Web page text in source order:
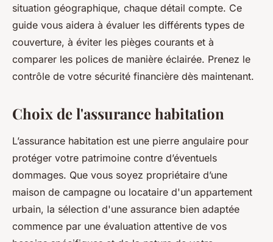
situation géographique, chaque détail compte. Ce
guide vous aidera à évaluer les différents types de
couverture, à éviter les pièges courants et à
comparer les polices de manière éclairée. Prenez le
contrôle de votre sécurité financière dès maintenant.
Choix de l'assurance habitation
L’assurance habitation est une pierre angulaire pour
protéger votre patrimoine contre d’éventuels
dommages. Que vous soyez propriétaire d’une
maison de campagne ou locataire d'un appartement
urbain, la sélection d'une assurance bien adaptée
commence par une évaluation attentive de vos